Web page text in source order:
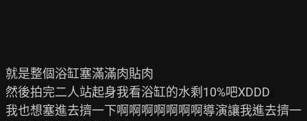
就是整個浴缸塞滿滿肉貼肉
然後拍完二人站起身我看浴缸的水剩10%吧XDDD
我也想塞進去擠一下啊啊啊啊啊啊啊導演讓我進去擠一